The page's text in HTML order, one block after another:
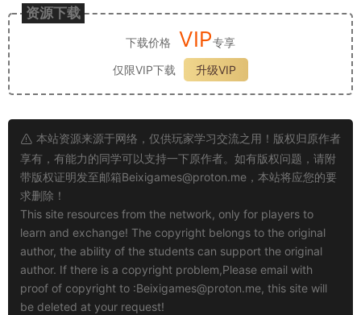
资源下载
下载价格 VIP专享
仅限VIP下载
升级VIP
本站资源来源于网络，仅供玩家学习交流之用！版权归原作者
享有，有能力的同学可以支持一下原作者。如有版权问题，请附
带版权证明发至邮箱Beixigames@proton.me ，本站将应您的要
求删除！
This site resources from the network, only for players to
learn and exchange! The copyright belongs to the original
author, the ability of the students can support the original
author. If there is a copyright problem,Please email with
proof of copyright to :Beixigames@proton.me, this site will
be deleted at your request!